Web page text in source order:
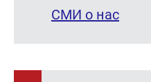
СМИ о нас